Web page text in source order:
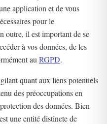
application et de vous
pour le
outre, il est important de se
à vos données, de les
au RGPD.
quant aux liens potentiels
des préoccupations en
des données. Bien
une entité distincte de